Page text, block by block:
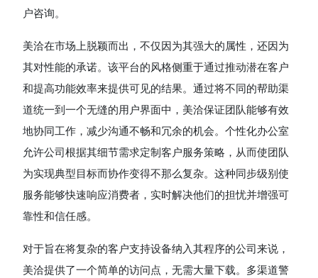
户咨询。
美洽在市场上脱颖而出，不仅因为其强大的属性，还因为
其对性能的承诺。该平台的风格侧重于通过推动潜在客户
和提高功能效率来提供可见的结果。通过将不同的帮助渠
道统一到一个无缝的用户界面中，美洽保证团队能够有效
地协同工作，减少沟通不畅和冗余的机会。个性化办公室
允许公司根据其细节需求定制客户服务策略，从而使团队
为实现典型目标而协作变得不那么复杂。这种同步级别使
服务能够快速响应消费者，实时解决他们的担忧并增强可
靠性和信任感。
对于旨在将复杂的客户支持设备纳入其程序的公司来说，
美洽提供了一个简单的访问点，无需大量下载。多渠道警